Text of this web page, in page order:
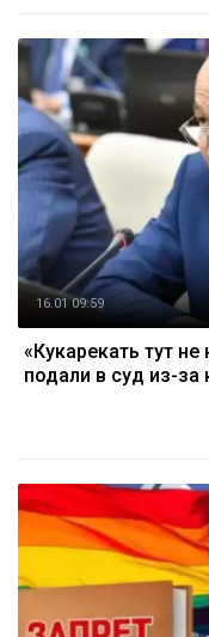
16.01 09:59
«Кукарекать тут
подали в суд из-